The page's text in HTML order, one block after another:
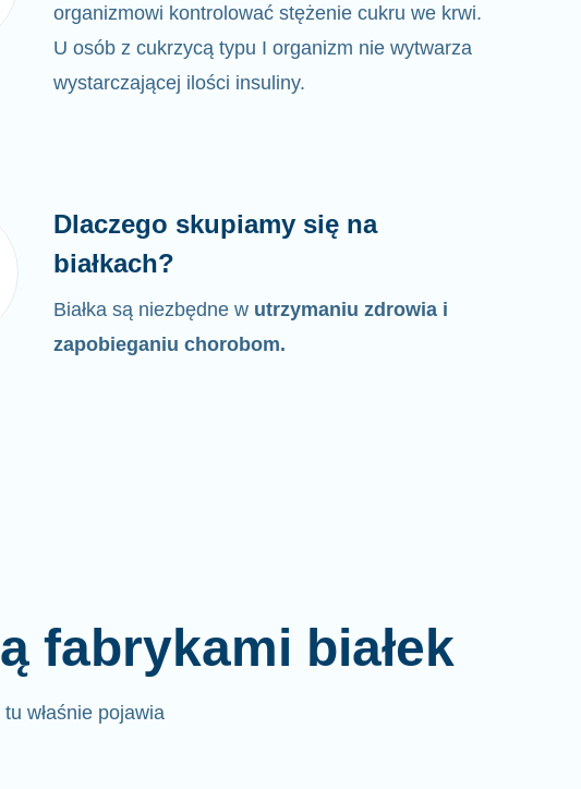
organizmowi kontrolować stężenie cukru we krwi.
U osób z cukrzycą typu I organizm nie wytwarza
wystarczającej ilości insuliny.
Dlaczego skupiamy się na
białkach?
Białka są niezbędne w utrzymaniu zdrowia i
zapobieganiu chorobom.
fabrykami białek
tu właśnie pojawia